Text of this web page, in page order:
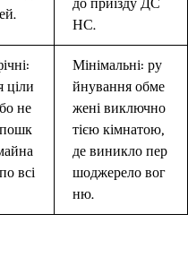
НС.
ціли
не
всі
Мінімальні: ру
йнування обме
жені виключно
тією кімнатою,
де виникло пер
шоджерело вог
ню.